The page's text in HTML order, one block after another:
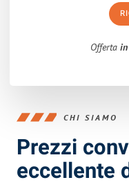
Offerta
CHI SIAMO
Prezzi
eccellente